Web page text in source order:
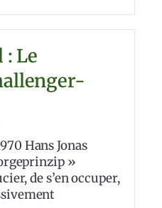
: Le
Hans Jonas
»
de s’en occuper,